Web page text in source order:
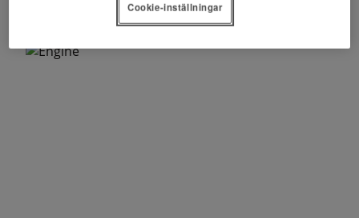
Cookie-inställningar